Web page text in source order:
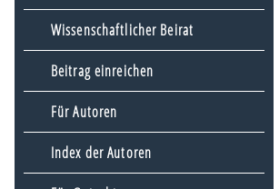
Wissenschaftlicher Beirat
Beitrag einreichen
Für Autoren
Index der Autoren